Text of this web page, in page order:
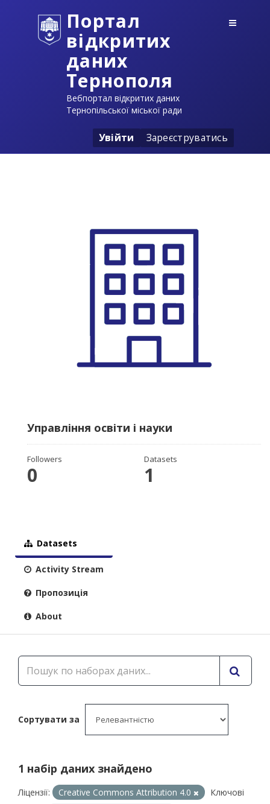
Портал
відкритих
даних
Тернополя
Вебпортал відкритих даних
Тернопільської міської ради
Увійти Зареєструватись
Управління освіти і науки
Followers
0
Datasets
1
Datasets
Activity Stream
Пропозиція
About
Сортувати за
1 набір даних знайдено
Ліцензії: Creative Commons Attribution 4.0
Ключові